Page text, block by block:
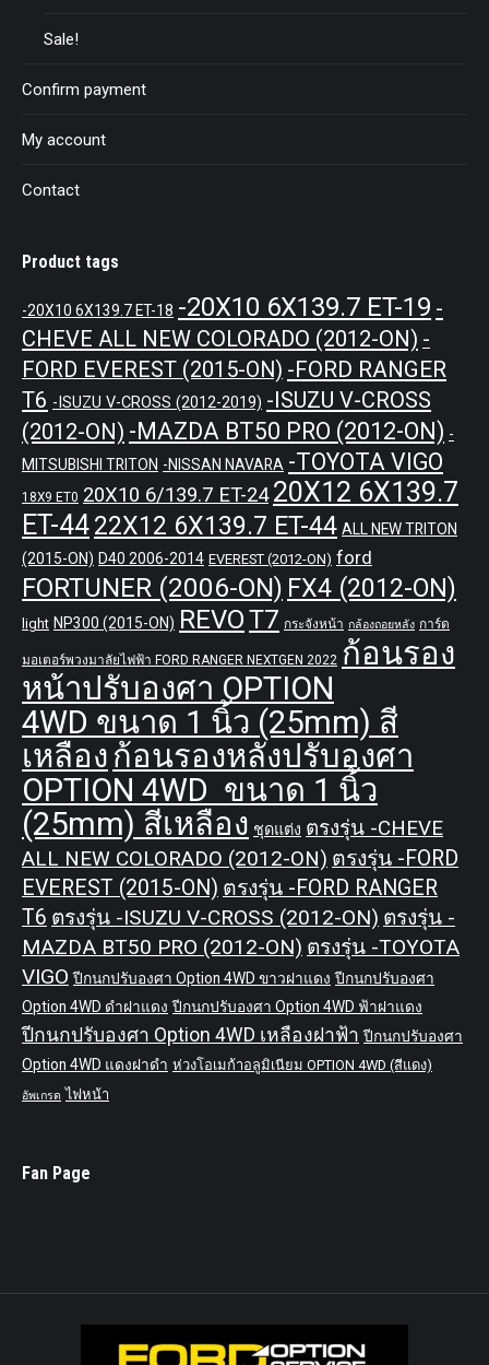
Sale!
Confirm payment
My account
Contact
Product tags
-20X10 6X139.7 ET-18 -20X10 6X139.7 ET-19 -
CHEVE ALL NEW COLORADO (2012-ON) -
FORD EVEREST (2015-ON) -FORD RANGER
T6 -ISUZU V-CROSS (2012-2019) -ISUZU V-CROSS
(2012-ON) -MAZDA BT50 PRO (2012-ON) -
MITSUBISHI TRITON -NISSAN NAVARA -TOYOTA VIGO
18X9 ET0 20X10 6/139.7 ET-24 20X12 6X139.7
ET-4422X12 6X139.7 ET-44 ALL NEW TRITON
(2015-ON) D40 2006-2014 EVEREST (2012-ON) ford
FORTUNER (2006-ON) FX4 (2012-ON)
light NP300 (2015-ON) REVOT7 กระจังหน้า กล้องถอยหลัง การ์ด
มอเตอร์พวงมาลัยไฟฟ้า FORD RANGER NEXTGEN 2022 ก้อนรอง
หน้าปรับองศา OPTION
4WD ขนาด 1 นิ้ว (25mm) สี
เหลือง ก้อนรองหลังปรับองศา
OPTION 4WD ขนาด 1 นิ้ว
(25mm) สีเหลือง ชุดแต่ง ตรงรุ่น -CHEVE
ALL NEW COLORADO (2012-ON) ตรงรุ่น -FORD
EVEREST (2015-ON) ตรงรุ่น -FORD RANGER
T6 ตรงรุ่น -ISUZU V-CROSS (2012-ON) ตรงรุ่น -
MAZDA BT50 PRO (2012-ON) ตรงรุ่น -TOYOTA
VIGO ปีกนกปรับองศา Option 4WD ขาวฝาแดง ปีกนกปรับองศา
Option 4WD ดำฝาแดง ปีกนกปรับองศา Option 4WD ฟ้าฝาแดง
ปีกนกปรับองศา Option 4WD เหลืองฝาฟ้า ปีกนกปรับองศา
Option 4WD แดงฝาดำ ห่วงโอเมก้าอลูมิเนียม OPTION 4WD (สีแดง)
อัพเกรด ไฟหน้า
Fan Page